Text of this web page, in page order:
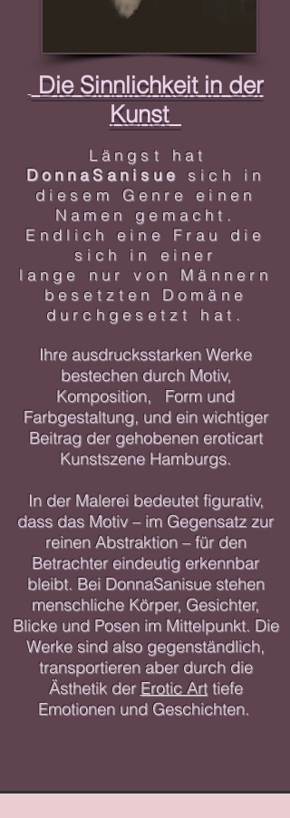
Die Sinnlichkeit in der
Kunst
Längst hat
DonnaSanisue
sich in
diesem Genre einen
Namen gemacht.
Endlich eine Frau die
sich in einer
lange nur von Männern
besetzten Domäne
durchgesetzt hat.
Ihre ausdrucksstarken Werke
bestechen durch Motiv,
Komposition, Form und
Farbgestaltung, und ein wichtiger
Beitrag der gehobenen eroticart
Kunstszene Hamburgs.​
In der Malerei bedeutet figurativ,
dass das Motiv – im Gegensatz zur
reinen Abstraktion – für den
Betrachter eindeutig erkennbar
bleibt. Bei DonnaSanisue stehen
menschliche Körper, Gesichter,
Blicke und Posen im Mittelpunkt. Die
Werke sind also gegenständlich,
transportieren aber durch die
Ästhetik derErotic Arttiefe
Emotionen und Geschichten.